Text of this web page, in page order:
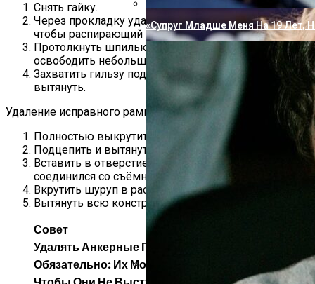
«Супруг Младше Меня На 19 Лет,
Снять гайку.
Через прокладку ударить молотком по болту,
чтобы распирающий элемент вышел из гильзы.
Протолкнуть шпильку вглубь стены, так, чтобы
освободить небольшой край патрона.
Захватить гильзу подходящим инструментом и
вытянуть.
Удаление исправного рамного анкера:
Полностью выкрутить анкерный шуруп.
Подцепить и вытянуть гильзу.
Вставить в отверстие в стене шуруп, так, чтобы он
соединился со съёмной анкерующей частью.
Вкрутить шуруп в распирающий элемент.
Вытянуть всю конструкцию.
Совет
Удалять Анкерные Гильзы Из Стен Не
Обязательно: Их Можно Забить Глубже,